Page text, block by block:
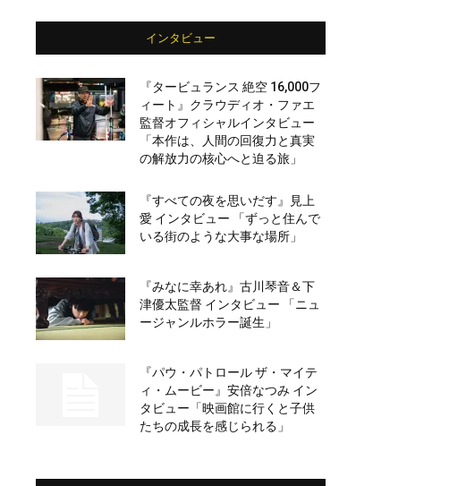
インタビュー
『タービュランス 絶空 16,000フ
ィート』クラウディオ・ファエ
監督オフィシャルインタビュー
「本作は、人間の回復力と真実
の解放力の核心へと迫る旅」
『すべての夜を思いだす』見上
愛 インタビュー 「ずっと住んで
いる街のような大事な場所」
『みなに幸あれ』古川琴音＆下
津優太監督 インタビュー 「ニュ
ージャンルホラー誕生」
『パウ・パトロール ザ・マイテ
ィ・ムービー』安倍なつみ イン
タビュー「映画館に行くと子供
たちの成長を感じられる」